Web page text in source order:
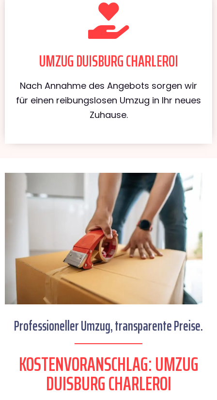
UMZUG DUISBURG CHARLEROI
Nach Annahme des Angebots sorgen wir
für einen reibungslosen Umzug in Ihr neues
Zuhause.
Professioneller Umzug, transparente Preise.
KOSTENVORANSCHLAG: UMZUG
DUISBURG CHARLEROI